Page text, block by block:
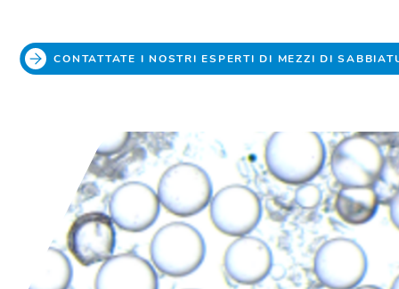
CONTATTATE I NOSTRI ESPERTI DI MEZZI DI